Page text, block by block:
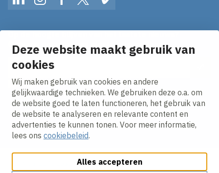
Deze website maakt gebruik van
cookies
Wij maken gebruik van cookies en andere
gelijkwaardige technieken. We gebruiken deze o.a. om
de website goed te laten functioneren, het gebruik van
de website te analyseren en relevante content en
advertenties te kunnen tonen. Voor meer informatie,
lees ons cookiebeleid.
Alles accepteren
LinkedInInstagramFacebookTwitterVimeo
Ontvang onze nieuws alerts in je mailbox!
E-mailadres
Ik ga akkoord met hetprivacy statement.
Cookies aanpassenCookie beleidPrivacy policy